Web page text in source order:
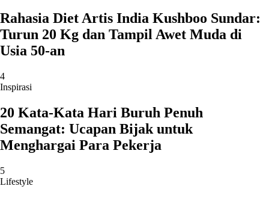
Rahasia Diet Artis India Kushboo Sundar:
Turun 20 Kg dan Tampil Awet Muda di
Usia 50-an
4
Inspirasi
20 Kata-Kata Hari Buruh Penuh
Semangat: Ucapan Bijak untuk
Menghargai Para Pekerja
5
Lifestyle